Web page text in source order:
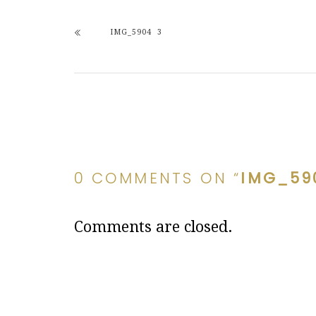
IMG_5904 3
0 COMMENTS ON “
Comments are closed.